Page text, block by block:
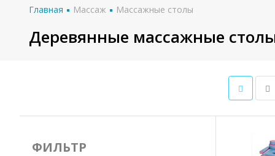
Главная Массаж Массажные столы
Деревянные массажные
ФИЛЬТР